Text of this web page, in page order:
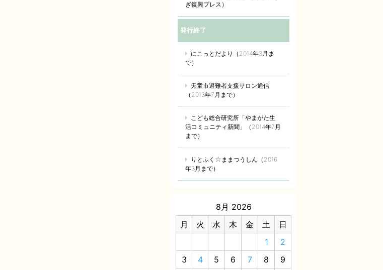
ぎ復興プレス）
発行終了
にこっとだより（2014年3月ま
で）
天童市避難者支援サロン通信
（2013年7月まで）
こども総合研究所「やまがた生
活コミュニティ新聞」（2014年7月
まで）
りとふく☆ままつうしん（2016
年3月まで）
8月 2026
月
火 水 木 金 土
日
1
2
3
4 5 6 7 8 9